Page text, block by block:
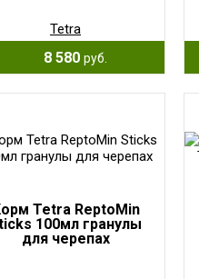
Tetra
8 580 руб.
Tetra ReptoMin
100мл гранулы
для черепах